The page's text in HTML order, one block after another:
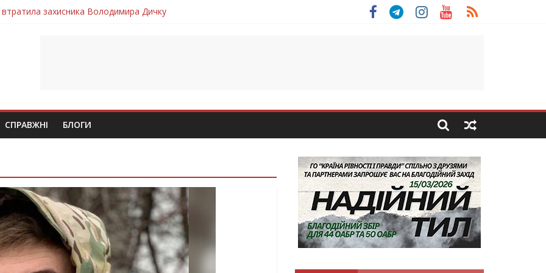
захисника Володимира Дичку
молодий захисник Дмитро Березко з Тернопільщини
захисника Володимира Вельму
молодого захисника Андрія Іскоростенського
СПРАВЖНІ БЛОГИ